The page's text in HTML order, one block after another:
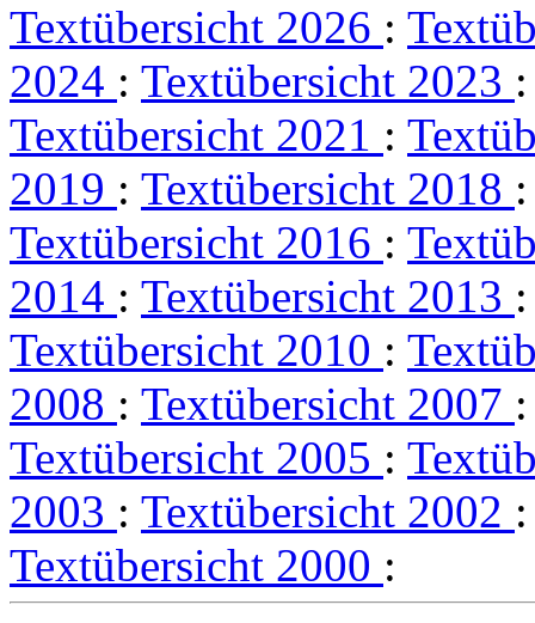
Textübersicht 2026 :
2024 : Textübersicht 2023
Textübersicht 2021 :
2019 : Textübersicht 2018
Textübersicht 2016 :
2014 : Textübersicht 2013
Textübersicht 2010 :
2008 : Textübersicht 2007
Textübersicht 2005 :
2003 : Textübersicht 2002
Textübersicht 2000 :